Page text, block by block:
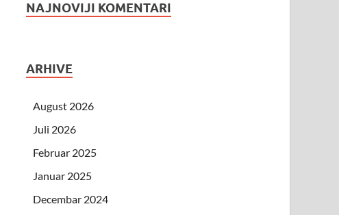
NAJNOVIJI KOMENTARI
ARHIVE
August 2026
Juli 2026
Februar 2025
Januar 2025
Decembar 2024